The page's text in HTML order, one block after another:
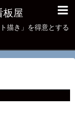
板屋
描き」を得意とする